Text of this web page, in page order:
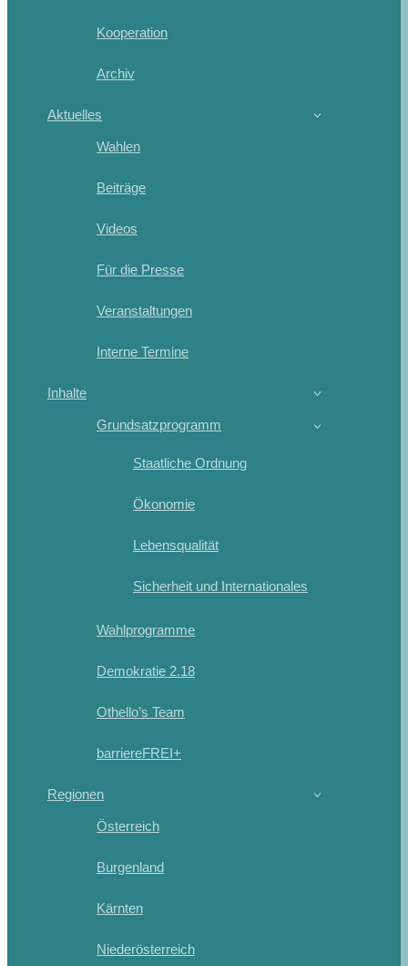
Kooperation
Archiv
Aktuelles
Wahlen
Beiträge
Videos
Für die Presse
Veranstaltungen
Interne Termine
Inhalte
Grundsatzprogramm
Staatliche Ordnung
Ökonomie
Lebensqualität
Sicherheit und Internationales
Wahlprogramme
Demokratie 2.18
Othello’s Team
barriereFREI+
Regionen
Österreich
Burgenland
Kärnten
Niederösterreich